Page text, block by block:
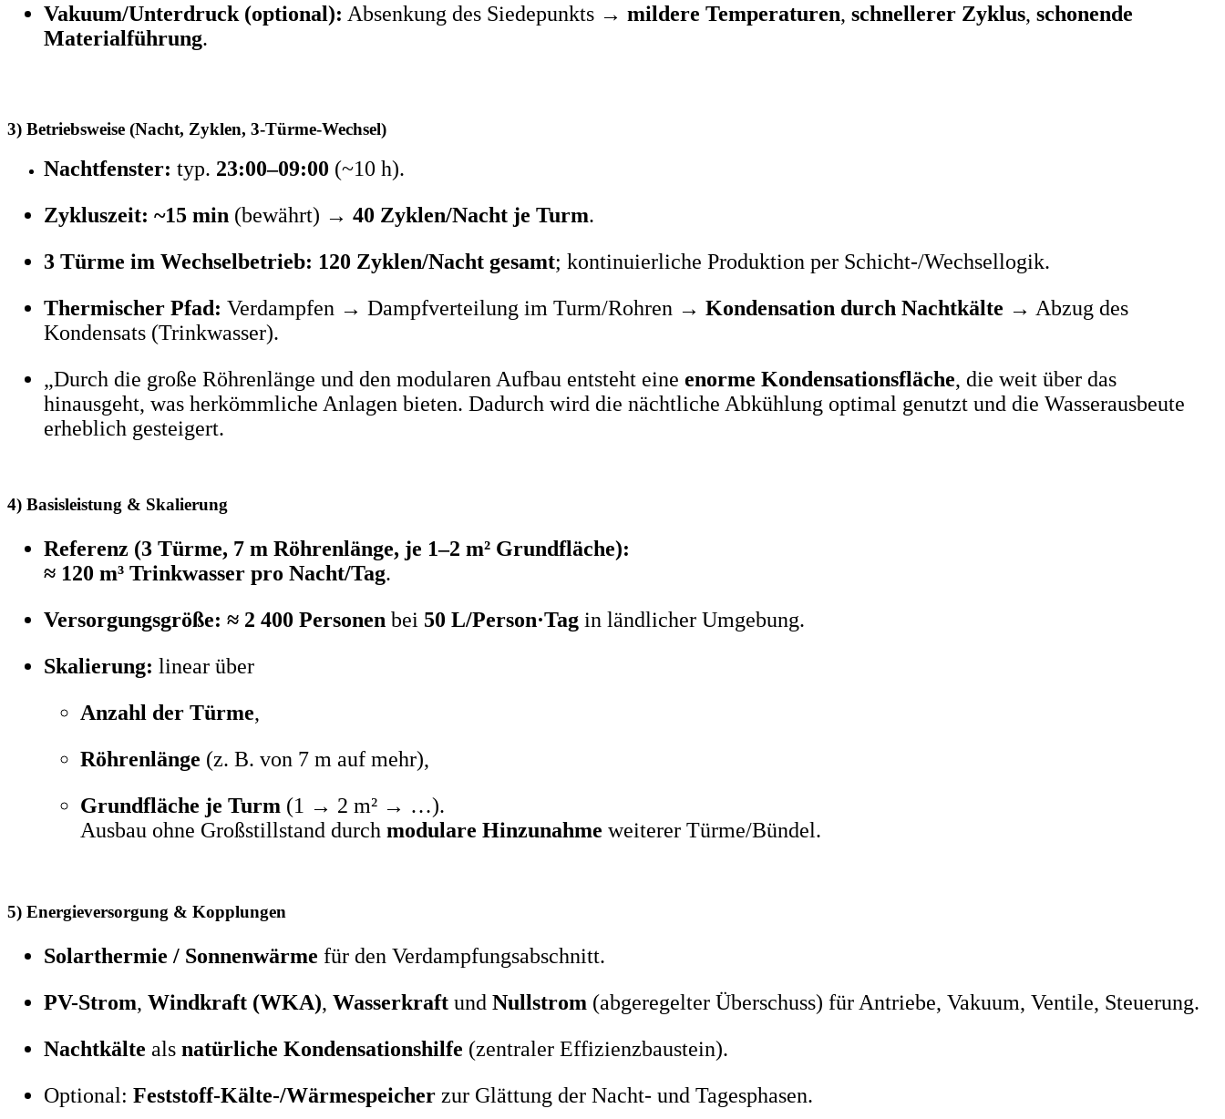
Vakuum/Unterdruck (optional): Absenkung des Siedepunkts → mildere Temperaturen, schnellerer Zyklus, schonende
Materialführung.
3) Betriebsweise (Nacht, Zyklen, 3-Türme-Wechsel)
Nachtfenster: typ. 23:00–09:00 (~10 h).
Zykluszeit: ~15 min (bewährt) → 40 Zyklen/Nacht je Turm.
3 Türme im Wechselbetrieb: 120 Zyklen/Nacht gesamt; kontinuierliche Produktion per Schicht-/Wechsellogik.
Thermischer Pfad: Verdampfen → Dampfverteilung im Turm/Rohren → Kondensation durch Nachtkälte → Abzug des
Kondensats (Trinkwasser).
„Durch die große Röhrenlänge und den modularen Aufbau entsteht eine enorme Kondensationsfläche, die weit über das
hinausgeht, was herkömmliche Anlagen bieten. Dadurch wird die nächtliche Abkühlung optimal genutzt und die Wasserausbeute
erheblich gesteigert.
4) Basisleistung & Skalierung
Referenz (3 Türme, 7 m Röhrenlänge, je 1–2 m² Grundfläche):
≈ 120 m³ Trinkwasser pro Nacht/Tag.
Versorgungsgröße: ≈ 2 400 Personen bei 50 L/Person·Tag in ländlicher Umgebung.
Skalierung: linear über
Anzahl der Türme,
Röhrenlänge (z. B. von 7 m auf mehr),
Grundfläche je Turm (1 → 2 m² → …).
Ausbau ohne Großstillstand durch modulare Hinzunahme weiterer Türme/Bündel.
5) Energieversorgung & Kopplungen
Solarthermie / Sonnenwärme für den Verdampfungsabschnitt.
PV-Strom, Windkraft (WKA), Wasserkraft und Nullstrom (abgeregelter Überschuss) für Antriebe, Vakuum, Ventile, Steuerung.
Nachtkälte als natürliche Kondensationshilfe (zentraler Effizienzbaustein).
Optional: Feststoff-Kälte-/Wärmespeicher zur Glättung der Nacht- und Tagesphasen.